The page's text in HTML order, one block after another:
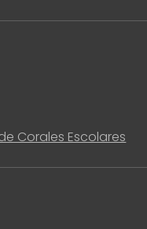
Corales Escolares